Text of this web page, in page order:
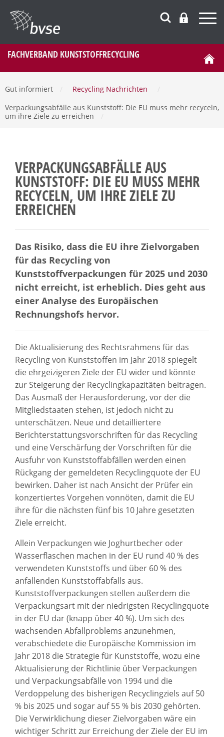
FACHVERBAND KUNSTSTOFFRECYCLING
Gut informiert Recycling Nachrichten
Verpackungsabfälle aus Kunststoff: Die EU muss mehr recyceln,
um ihre Ziele zu erreichen
VERPACKUNGSABFÄLLE AUS
KUNSTSTOFF: DIE EU MUSS MEHR
RECYCELN, UM IHRE ZIELE ZU
ERREICHEN
Das Risiko, dass die EU ihre Zielvorgaben
für das Recycling von
Kunststoffverpackungen für 2025 und 2030
nicht erreicht, ist erheblich. Dies geht aus
einer Analyse des Europäischen
Rechnungshofs hervor.
Die Aktualisierung des Rechtsrahmens für das
Recycling von Kunststoffen im Jahr 2018 spiegelt
die ehrgeizigeren Ziele der EU wider und könnte
zur Steigerung der Recyclingkapazitäten beitragen.
Das Ausmaß der Herausforderung, vor der die
Mitgliedstaaten stehen, ist jedoch nicht zu
unterschätzen. Neue und detailliertere
Berichterstattungsvorschriften für das Recycling
und eine Verschärfung der Vorschriften für die
Ausfuhr von Kunststoffabfällen werden einen
Rückgang der gemeldeten Recyclingquote der EU
bewirken. Daher ist nach Ansicht der Prüfer ein
konzertiertes Vorgehen vonnöten, damit die EU
ihre für die nächsten fünf bis 10 Jahre gesetzten
Ziele erreicht.
Allein Verpackungen wie Joghurtbecher oder
Wasserflaschen machen in der EU rund 40 % des
verwendeten Kunststoffs und über 60 % des
anfallenden Kunststoffabfalls aus.
Kunststoffverpackungen stellen außerdem die
Verpackungsart mit der niedrigsten Recyclingquote
in der EU dar (knapp über 40 %). Um sich des
wachsenden Abfallproblems anzunehmen,
verabschiedete die Europäische Kommission im
Jahr 2018 die Strategie für Kunststoffe, wozu eine
Aktualisierung der Richtlinie über Verpackungen
und Verpackungsabfälle von 1994 und die
Verdoppelung des bisherigen Recyclingziels auf 50
% bis 2025 und sogar auf 55 % bis 2030 gehörten.
Die Verwirklichung dieser Zielvorgaben wäre ein
wichtiger Schritt zur Erreichung der Ziele der EU im